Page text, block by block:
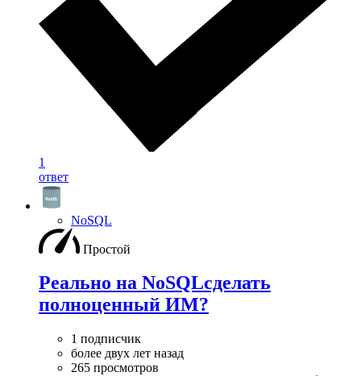
1
ответ
NoSQL
Простой
Реально на NoSQLсделать
полноценный ИМ?
1 подписчик
более двух лет назад
265 просмотров